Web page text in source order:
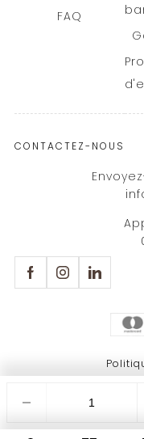
FAQ
CONTACTEZ-NOUS
Copyright © 2026